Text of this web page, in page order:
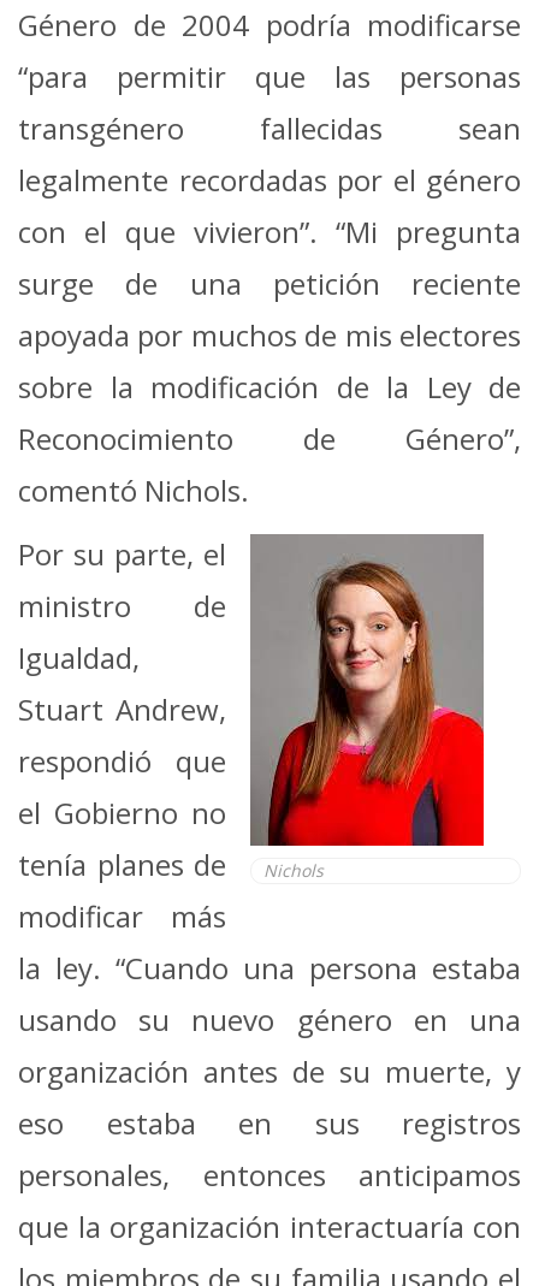
Género de 2004 podría modificarse
“para permitir que las personas
transgénero fallecidas sean
legalmente recordadas por el género
con el que vivieron”. “Mi pregunta
surge de una petición reciente
apoyada por muchos de mis electores
sobre la modificación de la Ley de
Reconocimiento de Género”,
comentó Nichols.
Nichols
Por su parte, el
ministro de
Igualdad,
Stuart Andrew,
respondió que
el Gobierno no
tenía planes de
modificar más
la ley. “Cuando una persona estaba
usando su nuevo género en una
organización antes de su muerte, y
eso estaba en sus registros
personales, entonces anticipamos
que la organización interactuaría con
los miembros de su familia usando el